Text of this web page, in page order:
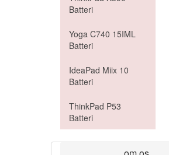
Batteri
Yoga C740 15IML
Batteri
IdeaPad Miix 10
Batteri
ThinkPad P53
Batteri